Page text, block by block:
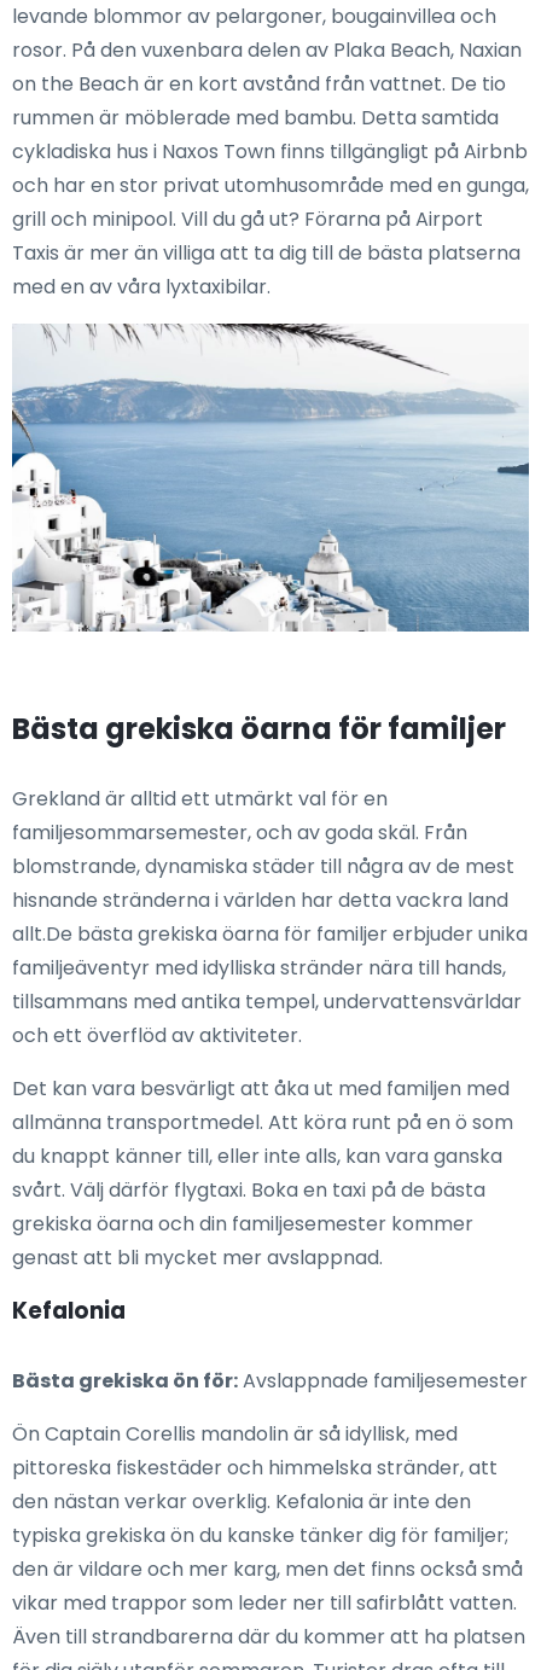
levande blommor av pelargoner, bougainvillea och
rosor. På den vuxenbara delen av Plaka Beach, Naxian
on the Beach är en kort avstånd från vattnet. De tio
rummen är möblerade med bambu. Detta samtida
cykladiska hus i Naxos Town finns tillgängligt på Airbnb
och har en stor privat utomhusområde med en gunga,
grill och minipool. Vill du gå ut? Förarna på Airport
Taxis är mer än villiga att ta dig till de bästa platserna
med en av våra lyxtaxibilar.
Bästa grekiska öarna för familjer
Grekland är alltid ett utmärkt val för en
familjesommarsemester, och av goda skäl. Från
blomstrande, dynamiska städer till några av de mest
hisnande stränderna i världen har detta vackra land
allt.De bästa grekiska öarna för familjer erbjuder unika
familjeäventyr med idylliska stränder nära till hands,
tillsammans med antika tempel, undervattensvärldar
och ett överflöd av aktiviteter.
Det kan vara besvärligt att åka ut med familjen med
allmänna transportmedel. Att köra runt på en ö som
du knappt känner till, eller inte alls, kan vara ganska
svårt. Välj därför flygtaxi. Boka en taxi på de bästa
grekiska öarna och din familjesemester kommer
genast att bli mycket mer avslappnad.
Kefalonia
Bästa grekiska ön för:Avslappnade familjesemester
Ön Captain Corellis mandolin är så idyllisk, med
pittoreska fiskestäder och himmelska stränder, att
den nästan verkar overklig. Kefalonia är inte den
typiska grekiska ön du kanske tänker dig för familjer;
den är vildare och mer karg, men det finns också små
vikar med trappor som leder ner till safirblått vatten.
Även till strandbarerna där du kommer att ha platsen